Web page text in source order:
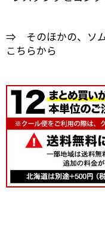
⇒ そのほかの、ソム
こちらから